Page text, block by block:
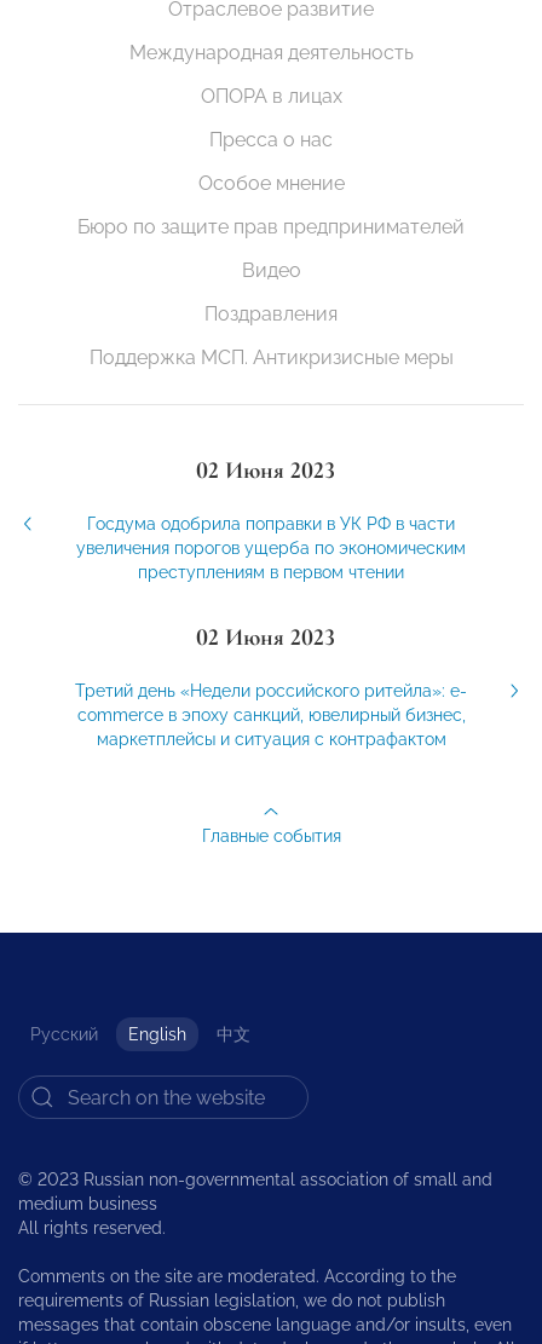
Отраслевое развитие
Международная деятельность
ОПОРА в лицах
Пресса о нас
Особое мнение
Бюро по защите прав предпринимателей
Видео
Поздравления
Поддержка МСП. Антикризисные меры
02 Июня 2023
Госдума одобрила поправки в УК РФ в части
увеличения порогов ущерба по экономическим
преступлениям в первом чтении
02 Июня 2023
Третий день «Недели российского ритейла»: e-
commerce в эпоху санкций, ювелирный бизнес,
маркетплейсы и ситуация с контрафактом
Главные события
Русский English 中文
© 2023 Russian non-governmental association of small and
medium business
All rights reserved.
Comments on the site are moderated. According to the
requirements of Russian legislation, we do not publish
messages that contain obscene language and/or insults, even